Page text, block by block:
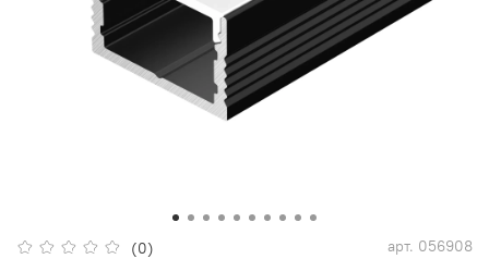
(0) арт. 056908